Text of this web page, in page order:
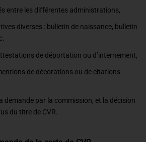
entre les différentes administrations,
diverses : bulletin de naissance, bulletin
de déportation ou d’internement,
de décorations ou de citations
demande par la commission, et la décision
du titre de CVR.